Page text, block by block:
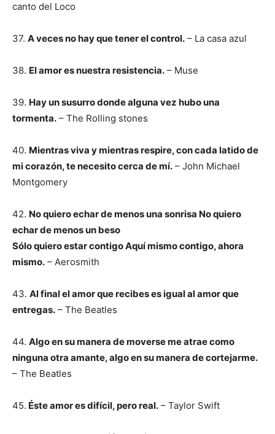
canto del Loco
37. A veces no hay que tener el control. – La casa azul
38. El amor es nuestra resistencia. – Muse
39. Hay un susurro donde alguna vez hubo una
tormenta. – The Rolling stones
40. Mientras viva y mientras respire, con cada latido de
mi corazón, te necesito cerca de mí. – John Michael
Montgomery
42. No quiero echar de menos una sonrisa No quiero
echar de menos un beso
Sólo quiero estar contigo Aquí mismo contigo, ahora
mismo. – Aerosmith
43. Al final el amor que recibes es igual al amor que
entregas. – The Beatles
44. Algo en su manera de moverse me atrae como
ninguna otra amante, algo en su manera de cortejarme.
– The Beatles
45. Éste amor es difícil, pero real. – Taylor Swift